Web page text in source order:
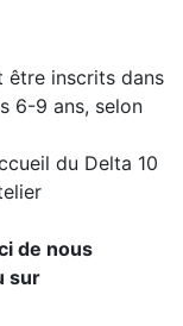
être inscrits dans
6-9 ans, selon
du Delta 10
de nous
sur